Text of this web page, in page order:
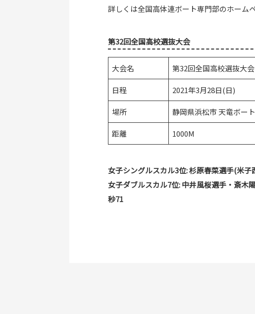
詳しくは全国高体連ボート専門部のホーム
第32回全国高校選抜大会
大会名 第32回全国高校選抜大会
日程 2021年3月28日(日)
場所 静岡県浜松市 天竜ボー
距離 1000M
女子シングルスカル3位: 杉原春菜選手(米子
女子ダブルスカル7位: 中井風桜選手・斎木
秒71